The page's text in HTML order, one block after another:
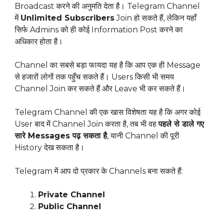
Broadcast करने की अनुमति देता है। Telegram Channel
में Unlimited SubscribersJoin हो सकते हैं, लेकिन यहाँ
सिर्फ Admins को ही कोई Information Post करने का
अधिकार होता है।
Channel का सबसे बड़ा फायदा यह है कि आप एक ही Message
से हजारों लोगों तक पहुँच सकते हैं। Users किसी भी समय
Channel Join कर सकते हैं और Leave भी कर सकते हैं।
Telegram Channel की एक खास विशेषता यह है कि अगर कोई
User बाद में Channel Join करता है, तब भी वहपहले से डाले गए
सारे Messages पढ़ सकता है, यानी Channel की पूरी
History देख सकता है।
Telegram में आप दो प्रकार के Channels बना सकते हैं:
Private Channel
Public Channel